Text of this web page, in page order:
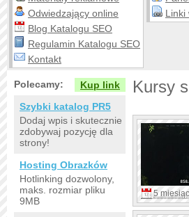
Odwiedzający online
Blog Katalogu SEO
Regulamin Katalogu SEO
Kontakt
Linki
Kursy
5
Polecamy:
Kup link
Szybki katalog PR5
Dodaj wpis i skutecznie
zdobywaj pozycję dla
strony!
Hosting Obrazków
Hotlinking dozwolony,
maks. rozmiar pliku
9MB